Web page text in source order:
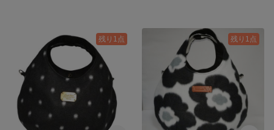
残り1点 残り1点